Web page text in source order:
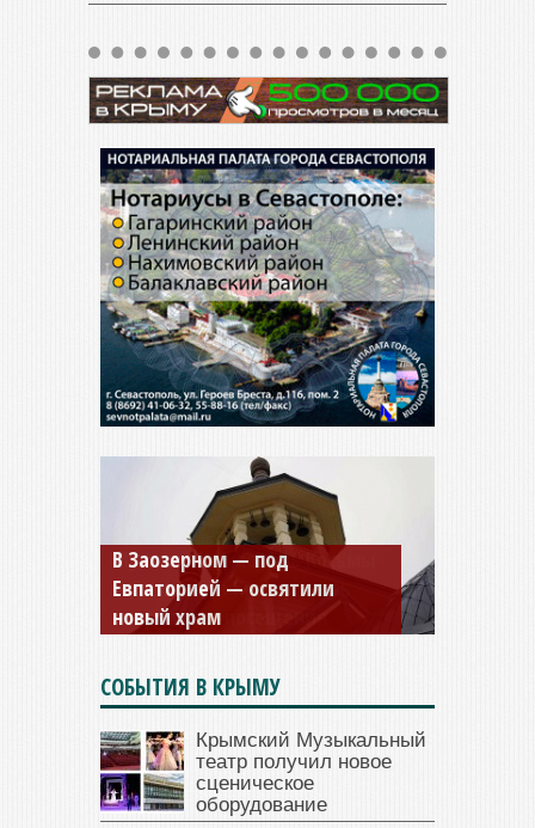
Мужской монастырь Косьмы
и Дамиана в Крыму вновь
открыт для посещения
СОБЫТИЯ В КРЫМУ
Крымский Музыкальный
театр получил новое
сценическое
оборудование